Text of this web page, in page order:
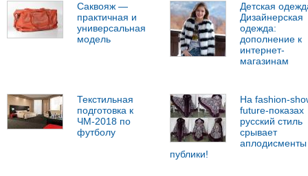
Саквояж —
практичная и
универсальная
модель
Детская
Дизайнерская
одежда:
дополнение к
интернет-
магазинам
Текстильная
подготовка к
ЧМ-2018 по
футболу
На fashion-
future-показах
русский стиль
срывает
аплодисменты
публики!